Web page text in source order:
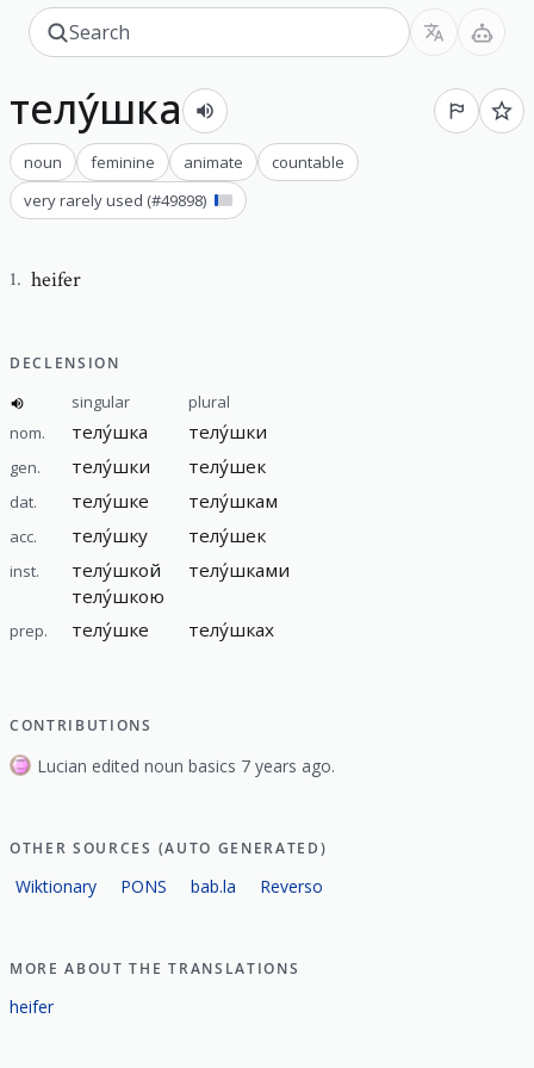
телу́шка
noun feminine animate
countable
very rarely used (#49898)
1. heifer
DECLENSION
singular
plural
nom.
телу́шка телу́шки
gen. телу́шки телу́шек
dat. телу́шке телу́шкам
acc. телу́шку телу́шек
inst.
телу́шкой
телу́шкою
телу́шками
prep. телу́шке телу́шках
CONTRIBUTIONS
Lucian edited noun basics 7 years ago.
OTHER SOURCES (AUTO GENERATED)
Wiktionary PONS bab.la Reverso
MORE ABOUT THE TRANSLATIONS
heifer